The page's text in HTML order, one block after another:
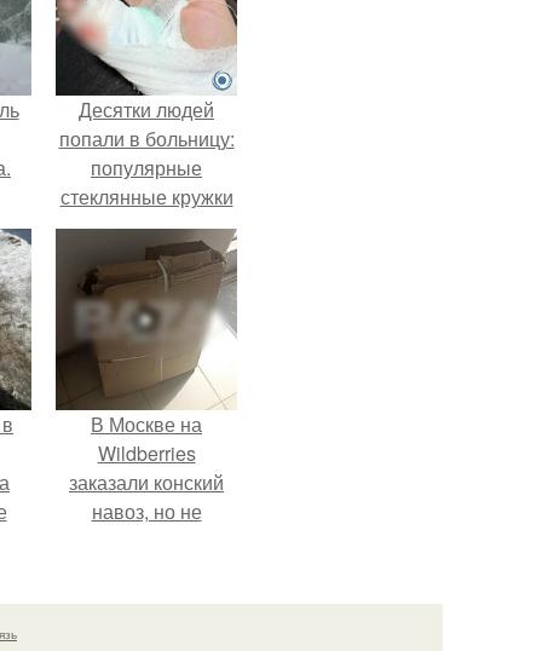
Десятки людей
попали в больницу:
популярные
стеклянные кружки
с двойными
стенками
взрываются при
мытье.
В Москве на
Wildberries
заказали конский
навоз, но не